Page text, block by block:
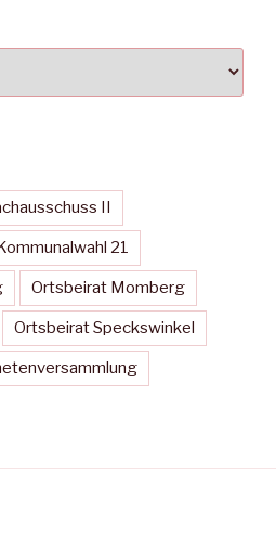
II
21
Ortsbeirat Momberg
Ortsbeirat Speckswinkel